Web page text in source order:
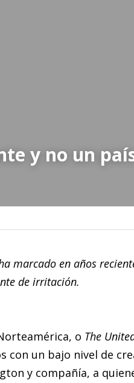
y no un
marcado en años
de irritación.
o The
con un bajo nivel de
y compañía, a